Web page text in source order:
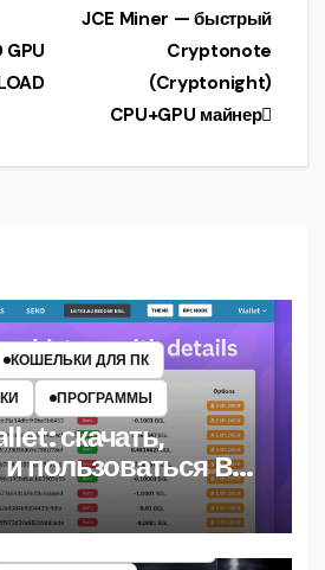
JCE Miner — быстрый
Cryptonote
(Cryptonight)
CPU+GPU майнер
КОШЕЛЬКИ ДЛЯ ПК
ПРОГРАММЫ
скачать,
пользоваться BGL